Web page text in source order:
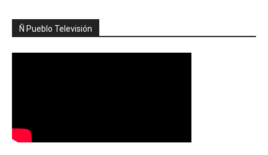
Ñ Pueblo Televisión